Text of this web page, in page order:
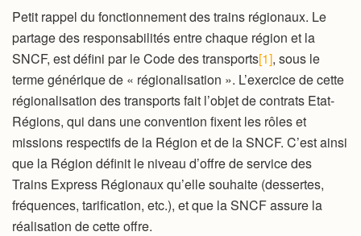
Petit rappel du fonctionnement des trains régionaux. Le
partage des responsabilités entre chaque région et la
SNCF, est défini par le Code des transports[1], sous le
terme générique de « régionalisation ». L’exercice de cette
régionalisation des transports fait l’objet de contrats Etat-
Régions, qui dans une convention fixent les rôles et
missions respectifs de la Région et de la SNCF. C’est ainsi
que la Région définit le niveau d’offre de service des
Trains Express Régionaux qu’elle souhaite (dessertes,
fréquences, tarification, etc.), et que la SNCF assure la
réalisation de cette offre.